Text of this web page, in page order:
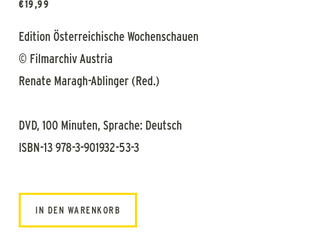
€19,99
Edition Österreichische Wochenschauen
© Filmarchiv Austria
Renate Maragh-Ablinger (Red.)
DVD, 100 Minuten, Sprache: Deutsch
ISBN-13 978-3-901932-53-3
IN DEN WARENKORB